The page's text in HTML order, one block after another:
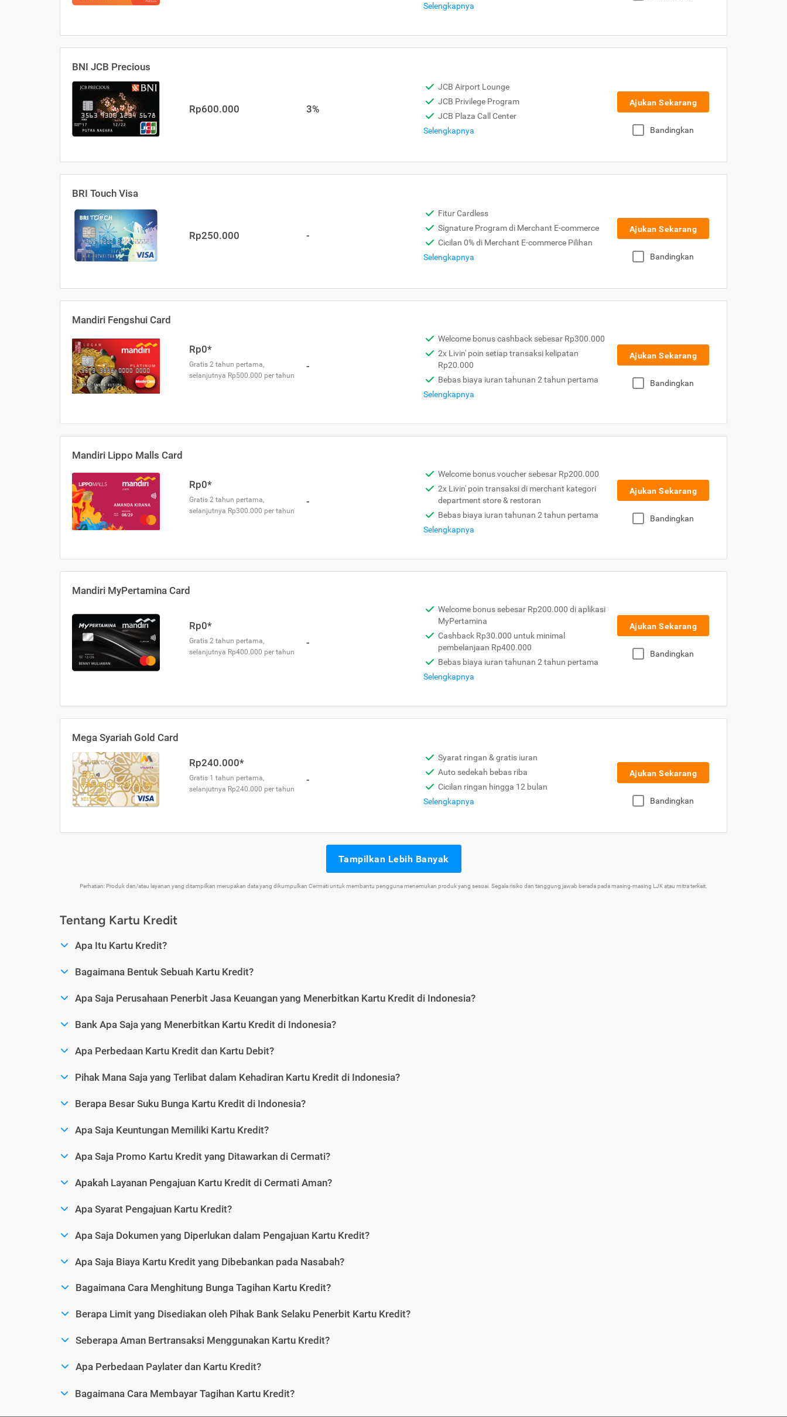
Selengkapnya
BNI JCB Precious
Rp600.000 3%
JCB Airport Lounge
JCB Privilege Program
JCB Plaza Call Center
Selengkapnya
Ajukan Sekarang
Bandingkan
BRI Touch Visa
Rp250.000 -
Fitur Cardless
Signature Program di Merchant E-commerce
Cicilan 0% di Merchant E-commerce Pilihan
Selengkapnya
Ajukan Sekarang
Bandingkan
Mandiri Fengshui Card
Rp0*
Gratis 2 tahun pertama,
selanjutnya Rp500.000 per tahun
-
Welcome bonus cashback sebesar Rp300.000
2x Livin' poin setiap transaksi kelipatan
Rp20.000
Bebas biaya iuran tahunan 2 tahun pertama
Selengkapnya
Ajukan Sekarang
Bandingkan
Mandiri Lippo Malls Card
Rp0*
Gratis 2 tahun pertama,
selanjutnya Rp300.000 per tahun
-
Welcome bonus voucher sebesar Rp200.000
2x Livin' poin transaksi di merchant kategori
department store & restoran
Bebas biaya iuran tahunan 2 tahun pertama
Selengkapnya
Ajukan Sekarang
Bandingkan
Mandiri MyPertamina Card
Rp0*
Gratis 2 tahun pertama,
selanjutnya Rp400.000 per tahun
-
Welcome bonus sebesar Rp200.000 di aplikasi
MyPertamina
Cashback Rp30.000 untuk minimal
pembelanjaan Rp400.000
Bebas biaya iuran tahunan 2 tahun pertama
Selengkapnya
Ajukan Sekarang
Bandingkan
Mega Syariah Gold Card
Rp240.000*
Gratis 1 tahun pertama,
selanjutnya Rp240.000 per tahun
-
Syarat ringan & gratis iuran
Auto sedekah bebas riba
Cicilan ringan hingga 12 bulan
Selengkapnya
Ajukan Sekarang
Bandingkan
Tampilkan Lebih Banyak
Perhatian: Produk dan/atau layanan yang ditampilkan merupakan data yang dikumpulkan Cermati untuk membantu pengguna menemukan produk yang sesuai. Segala risiko dan tanggung jawab berada pada masing-masing LJK atau mitra terkait.
Tentang Kartu Kredit
Apa Itu Kartu Kredit?
Bagaimana Bentuk Sebuah Kartu Kredit?
Apa Saja Perusahaan Penerbit Jasa Keuangan yang Menerbitkan Kartu Kredit di Indonesia?
Bank Apa Saja yang Menerbitkan Kartu Kredit di Indonesia?
Apa Perbedaan Kartu Kredit dan Kartu Debit?
Pihak Mana Saja yang Terlibat dalam Kehadiran Kartu Kredit di Indonesia?
Berapa Besar Suku Bunga Kartu Kredit di Indonesia?
Apa Saja Keuntungan Memiliki Kartu Kredit?
Apa Saja Promo Kartu Kredit yang Ditawarkan di Cermati?
Apakah Layanan Pengajuan Kartu Kredit di Cermati Aman?
Apa Syarat Pengajuan Kartu Kredit?
Apa Saja Dokumen yang Diperlukan dalam Pengajuan Kartu Kredit?
Apa Saja Biaya Kartu Kredit yang Dibebankan pada Nasabah?
Bagaimana Cara Menghitung Bunga Tagihan Kartu Kredit?
Berapa Limit yang Disediakan oleh Pihak Bank Selaku Penerbit Kartu Kredit?
Seberapa Aman Bertransaksi Menggunakan Kartu Kredit?
Apa Perbedaan Paylater dan Kartu Kredit?
Bagaimana Cara Membayar Tagihan Kartu Kredit?